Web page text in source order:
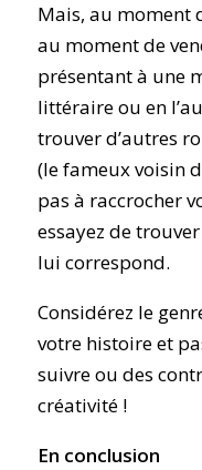
Mais, au moment
au moment de
présentant à une
littéraire ou en
trouver d’autres
(le fameux voisin
pas à raccrocher
essayez de
lui correspond.
Considérez le
votre histoire et
suivre ou des
créativité !
En conclusion